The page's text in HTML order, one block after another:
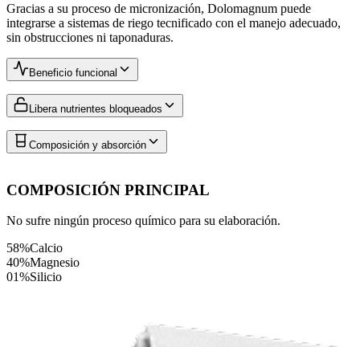
Gracias a su proceso de micronización, Dolomagnum puede
integrarse a sistemas de riego tecnificado con el manejo adecuado,
sin obstrucciones ni taponaduras.
Beneficio funcional
Libera nutrientes bloqueados
Composición y absorción
COMPOSICIÓN PRINCIPAL
No sufre ningún proceso químico para su elaboración.
58%Calcio
40%Magnesio
01%Silicio